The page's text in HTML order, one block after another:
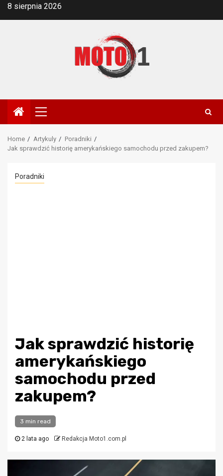
Skip8 sierpnia 2026
Primary
Menu
Home Artykuly
Poradniki
Jak sprawdzić historię amerykańskiego samochodu przed zakupem?
Poradniki
Jak sprawdzić historię
amerykańskiego
samochodu przed
zakupem?
3 min read
2 lata ago Redakcja Moto1.com.pl